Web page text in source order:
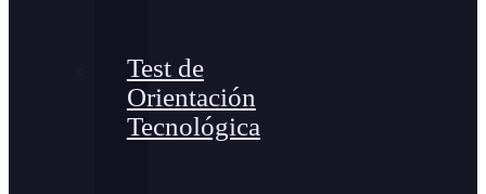
Test de
Orientación
Tecnológica